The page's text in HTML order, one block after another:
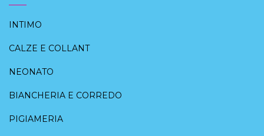
INTIMO
CALZE E COLLANT
NEONATO
BIANCHERIA E CORREDO
PIGIAMERIA